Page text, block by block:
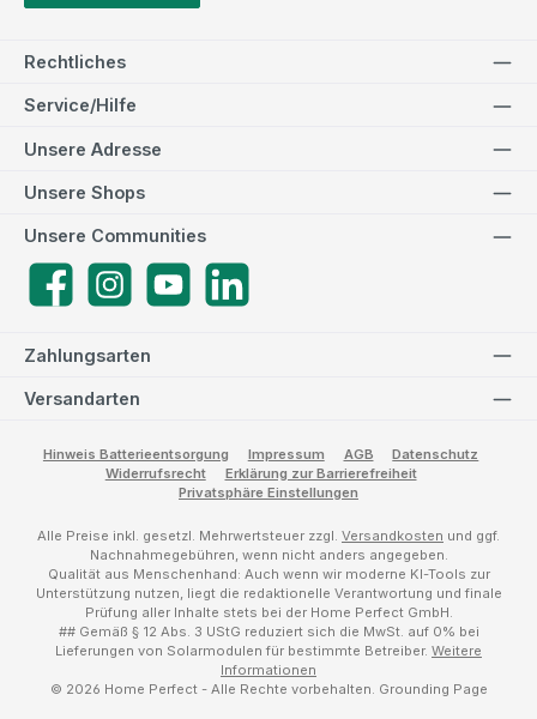
Rechtliches
Service/Hilfe
Zahlungsarten
Versandarten
Unsere Adresse
Unsere Communities
FacebookInstagramYouTube LinkedIn
Unsere Shops
Hinweis Batterieentsorgung Impressum AGB
Datenschutz
Widerrufsrecht
Erklärung zur Barrierefreiheit
Privatsphäre Einstellungen
Alle Preise inkl. gesetzl. Mehrwertsteuer zzgl. Versandkosten und ggf.
Nachnahmegebühren, wenn nicht anders angegeben.
Qualität aus Menschenhand: Auch wenn wir moderne KI-Tools zur
Unterstützung nutzen, liegt die redaktionelle Verantwortung und finale
Prüfung aller Inhalte stets bei der Home Perfect GmbH.
## Gemäß § 12 Abs. 3 UStG reduziert sich die MwSt. auf 0% bei
Lieferungen von Solarmodulen für bestimmte Betreiber. Weitere
Informationen
© 2026 Home Perfect - Alle Rechte vorbehalten. Grounding Page